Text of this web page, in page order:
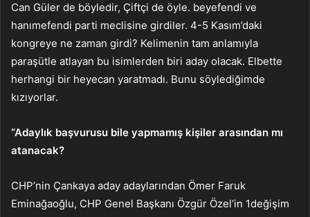
Can Güler de böyledir, Çiftçi de öyle. beyefendi ve
hanımefendi parti meclisine girdiler. 4-5 Kasım’daki
kongreye ne zaman girdi? Kelimenin tam anlamıyla
paraşütle atlayan bu isimlerden biri aday olacak. Elbette
herhangi bir heyecan yaratmadı. Bunu söylediğimde
kızıyorlar.
“Adaylık başvurusu bile yapmamış kişiler arasından mı
atanacak?
CHP’nin Çankaya aday adaylarından Ömer Faruk
Eminağaoğlu, CHP Genel Başkanı Özgür Özel’in 1değişim